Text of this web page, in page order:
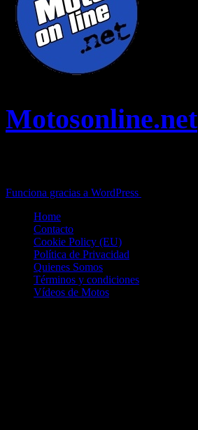
Motosonline.net
Funciona gracias a WordPress
Home
Contacto
Cookie Policy (EU)
Política de Privacidad
Quienes Somos
Términos y condiciones
Vídeos de Motos